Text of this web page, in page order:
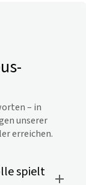
– in
unserer
erreichen.
spielt